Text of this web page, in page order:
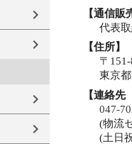
【通信販
代表
【住所】
〒
東京
【連絡先
047-
(物流
(土日